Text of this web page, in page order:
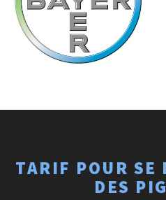
TARIF POUR SE
DES